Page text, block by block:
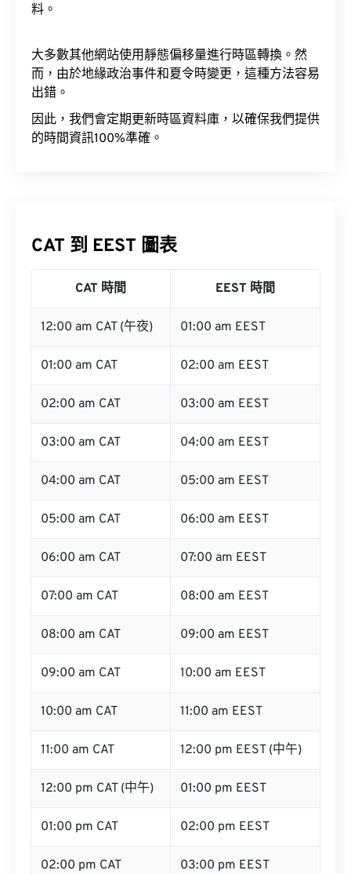
料。
大多數其他網站使用靜態偏移量進行時區轉換。然
而，由於地緣政治事件和夏令時變更，這種方法容易
出錯。
因此，我們會定期更新時區資料庫，以確保我們提供
的時間資訊100%準確。
CAT 到 EEST 圖表
CAT 時間 EEST 時間
12:00 am CAT (午夜) 01:00 am EEST
01:00 am CAT 02:00 am EEST
02:00 am CAT 03:00 am EEST
03:00 am CAT 04:00 am EEST
04:00 am CAT 05:00 am EEST
05:00 am CAT 06:00 am EEST
06:00 am CAT 07:00 am EEST
07:00 am CAT 08:00 am EEST
08:00 am CAT 09:00 am EEST
09:00 am CAT 10:00 am EEST
10:00 am CAT 11:00 am EEST
11:00 am CAT 12:00 pm EEST (中午)
12:00 pm CAT (中午) 01:00 pm EEST
01:00 pm CAT 02:00 pm EEST
02:00 pm CAT 03:00 pm EEST